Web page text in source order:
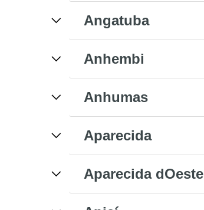
Angatuba
Anhembi
Anhumas
Aparecida
Aparecida dOeste